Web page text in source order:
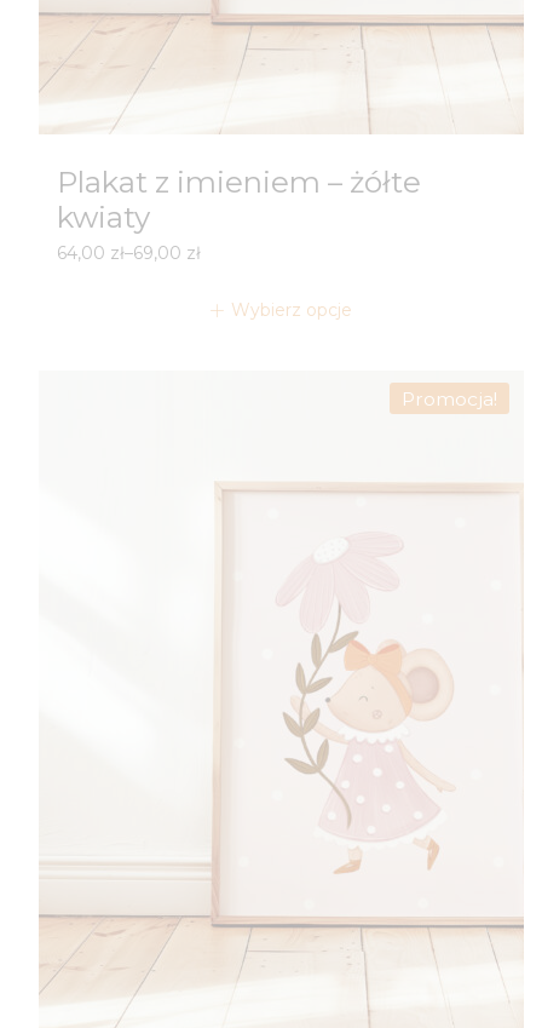
Plakat z imieniem – żółte
kwiaty
64,00 zł–69,00 zł
Zakres
Wybierz opcje
Promocja!